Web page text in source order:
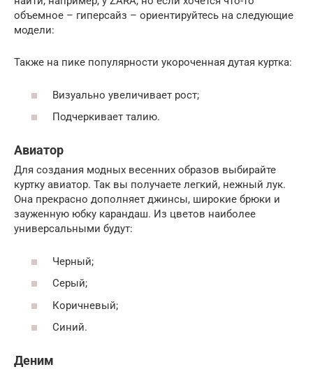
объемное – гиперсайз – ориентируйтесь на следующие
модели:
Также на пике популярности укороченная дутая куртка:
Визуально увеличивает рост;
Подчеркивает талию.
Авиатор
Для создания модных весенних образов выбирайте
куртку авиатор. Так вы получаете легкий, нежный лук.
Она прекрасно дополняет джинсы, широкие брюки и
зауженную юбку карандаш. Из цветов наиболее
универсальными будут:
Черный;
Серый;
Коричневый;
Синий.
Деним